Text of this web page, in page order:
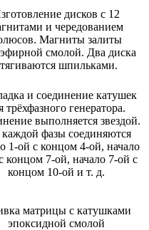
дисков с 12
и чередованием
Магниты залиты
смолой. Два диска
шпильками.
и соединение катушек
трёхфазного генератора.
выполняется звездой.
фaзы coeдиняютcя
1-ой с концом 4-ой, начало
концом 7-ой, начало 7-ой с
концом 10-ой и т. д.
матрицы с катушками
эпоксидной смолой